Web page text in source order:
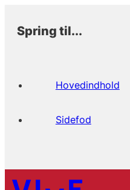
Spring til...
Hovedindhold
Sidefod